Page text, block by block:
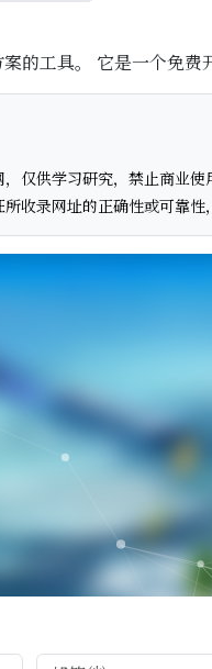
的工具。 它是一个免费
仅供学习研究，禁止商业使
收录网址的正确性或可靠